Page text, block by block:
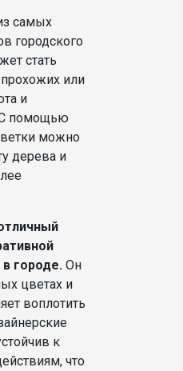
самых
городского
стать
или
и
С помощью
можно
дерева и
городе. Он
цветах и
воплотить
к
что